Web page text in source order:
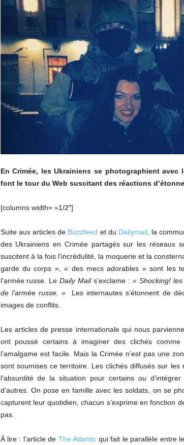
En Crimée, les Ukrainiens se photographient avec
font le tour du Web suscitant des réactions
[columns width= »1/2″]
Suite aux articles de Buzzfeed et du Dailymail, la
des Ukrainiens en Crimée partagés sur les réseaux
suscitent à la fois l’incrédulité, la moquerie et la
garde du corps », « des mecs adorables » sont les
l’armée russe. LeDaily Mails’exclame :« Shocking!
de l’armée russe. »
Les internautes s’étonnent de
images de conflits.
Les articles de presse internationale qui nous
ont poussé certains à imaginer des clichés
l’amalgame est facile. Mais la Crimée n’est pas une
sont soumises ce territoire. Les clichés diffusés sur
l’absurdité de la situation pour certains ou
d’autres. On pose en famille avec les soldats, on se
capturent leur quotidien, chacun s’exprime en fonction
pas.
À lire : l’article de The Atlantic qui fait le parallèle entre